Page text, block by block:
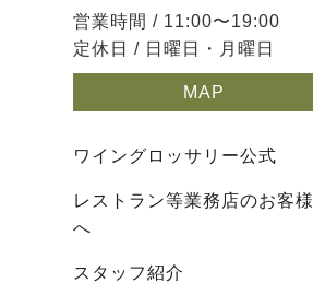
営業時間 / 11:00〜19:00
定休日 / 日曜日・月曜日
MAP
ワイングロッサリー公式
レストラン等業務店のお客様
へ
スタッフ紹介